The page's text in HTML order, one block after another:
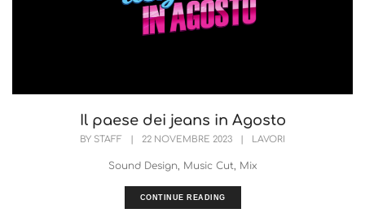
Il paese dei jeans in Agosto
BY STAFF 22 NOVEMBRE 2023 LAVORI
Sound Design, Music Cut, Mix
CONTINUE READING